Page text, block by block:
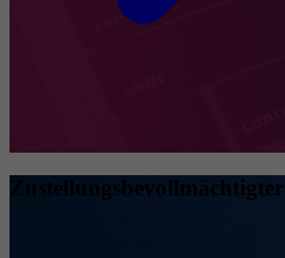
Zustellungsbevollmächtigter